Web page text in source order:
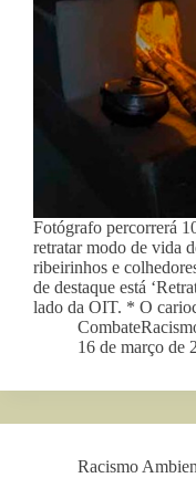
Fotógrafo percorrerá
retratar modo de vida
ribeirinhos e
de destaque está
lado da OIT. * O
16 de março de
Racismo